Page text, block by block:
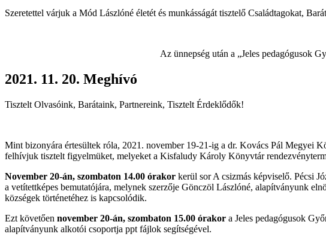
Szeretettel várjuk a Mód Lászlóné életét és munkásságát tisztelő Családtagokat,
Az ünnepség után a „Jeles pedagógusok
2021. 11. 20. Meghívó
Tisztelt Olvasóink, Barátaink, Partnereink, Tisztelt Érdeklődők!
Mint bizonyára értesültek róla, 2021. november 19-21-ig a dr. Kovács Pál Megyei
felhívjuk tisztelt figyelmüket, melyeket a Kisfaludy Károly Könyvtár
November 20-án, szombaton 14.00 órakor kerül sor A csizmás képviselő. Pécsi
a vetítettképes bemutatójára, melynek szerzője Gönczöl Lászlóné, alapítványunk
községek történetéhez is kapcsolódik.
Ezt követően november 20-án, szombaton 15.00 órakor a Jeles pedagógusok
alapítványunk alkotói csoportja ppt fájlok segítségével.